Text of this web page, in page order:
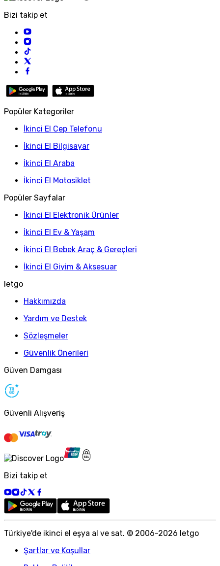
Bizi takip et
Popüler Kategoriler
İkinci El Cep Telefonu
İkinci El Bilgisayar
İkinci El Araba
İkinci El Motosiklet
Popüler Sayfalar
İkinci El Elektronik Ürünler
İkinci El Ev & Yaşam
İkinci El Bebek Araç & Gereçleri
İkinci El Giyim & Aksesuar
letgo
Hakkımızda
Yardım ve Destek
Sözleşmeler
Güvenlik Önerileri
Güven Damgası
Güvenli Alışveriş
Bizi takip et
Türkiye'de ikinci el eşya al ve sat. © 2006-2026 letgo
Şartlar ve Koşullar